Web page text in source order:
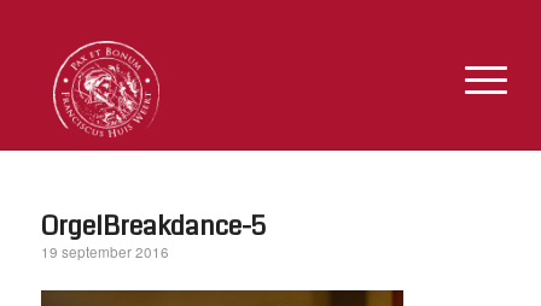
OrgelBreakdance-5
19 september 2016